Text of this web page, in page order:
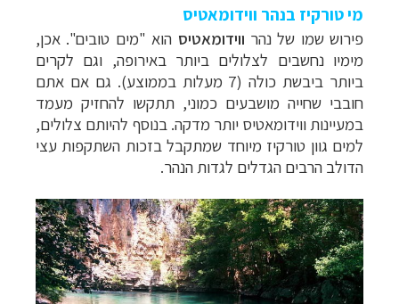
מי טורקיז בנהר ווידומאטיס
פירוש שמו של נהר ווידומאטיס הוא "מים טובים". אכן,
מימיו נחשבים לצלולים ביותר באירופה, וגם לקרים
ביותר ביבשת כולה (7 מעלות בממוצע). גם אם אתם
חובבי שחייה מושבעים כמוני, תתקשו להחזיק מעמד
במעיינות ווידומאטיס יותר מדקה. בנוסף להיותם צלולים,
למים גוון טורקיז מיוחד שמתקבל בזכות השתקפות עצי
הדולב הרבים הגדלים לגדות הנהר.